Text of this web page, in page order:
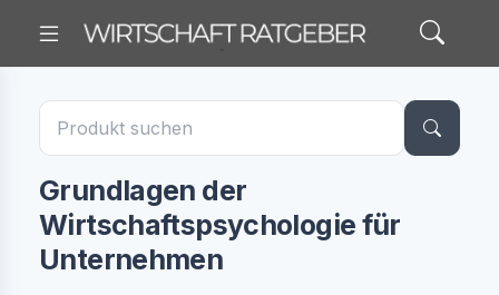
Grundlagen der
Wirtschaftspsychologie für
Unternehmen